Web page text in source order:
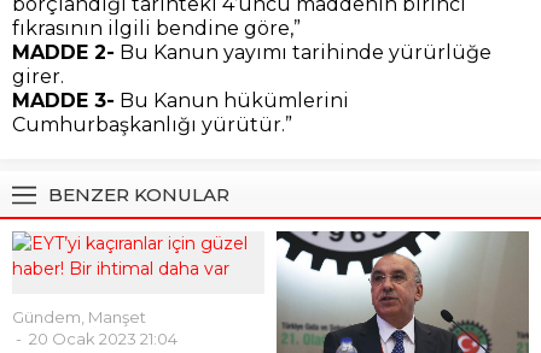
fıkrasının ilgili bendine göre,”
MADDE 2- Bu Kanun yayımı tarihinde yürürlüğe
girer.
MADDE 3- Bu Kanun hükümlerini
Cumhurbaşkanlığı yürütür.”
BENZER KONULAR
Gündem Manşet
20 Ocak 2023 21:04